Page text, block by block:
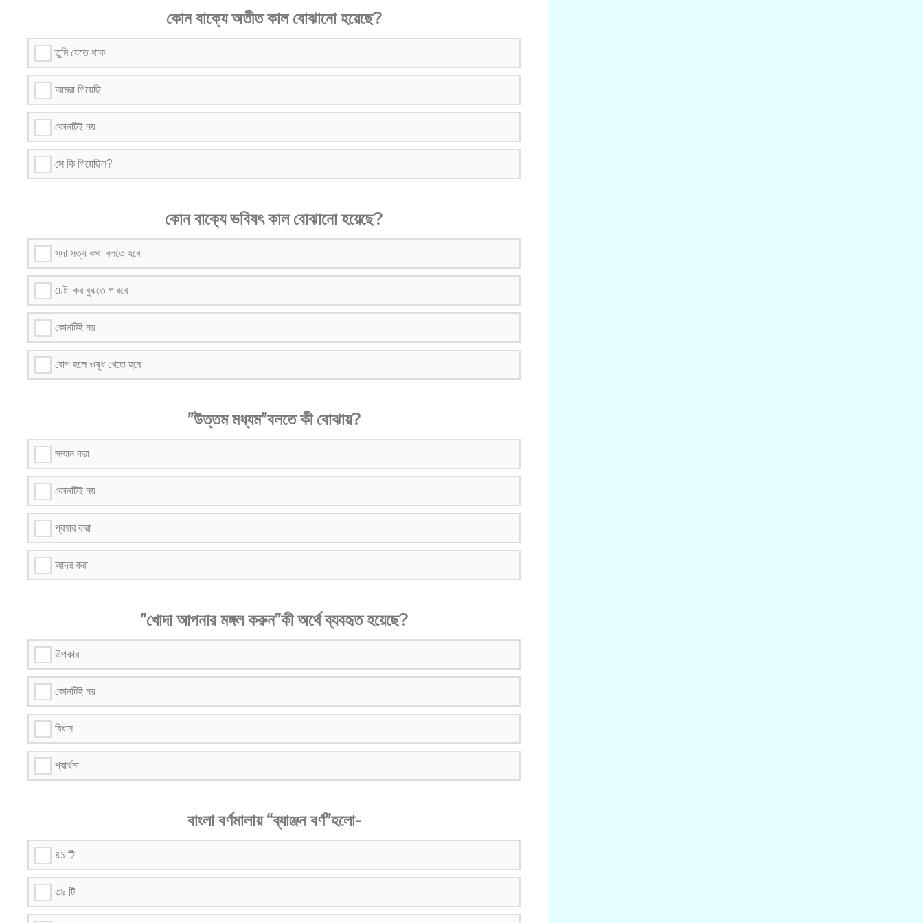
কোন বাক্যে অতীত কাল বোঝানো হয়েছে?
তুমি যেতে থাক
আমরা গিয়েছি
কোনটিই নয়
সে কি গিয়েছিল?
কোন বাক্যে ভবিষৎ কাল বোঝানো হয়েছে?
সদা সত্য কথা বলতে হবে
চেষ্টা কর বুঝতে পারবে
কোনটিই নয়
রোগ হলে ওষুধ খেতে হবে
”উত্তম মধ্যম”বলতে কী বোঝায়?
সম্মান করা
কোনটিই নয়
প্রহার করা
আদর করা
”খোদা আপনার মঙ্গল করুন”কী অর্থে ব্যবহৃত হয়েছে?
উপকার
কোনটিই নয়
বিধান
প্রার্থনা
বাংলা বর্ণমালায় “ব্যাঞ্জন বর্ণ”হলো-
৪১ টি
৩৯ টি